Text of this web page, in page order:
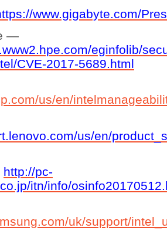
www.gigabyte.com/
—
eginfolib/
CVE-2017-5689.html
us/en/
us/en/
http://pc-
itn/info/
uk/support/